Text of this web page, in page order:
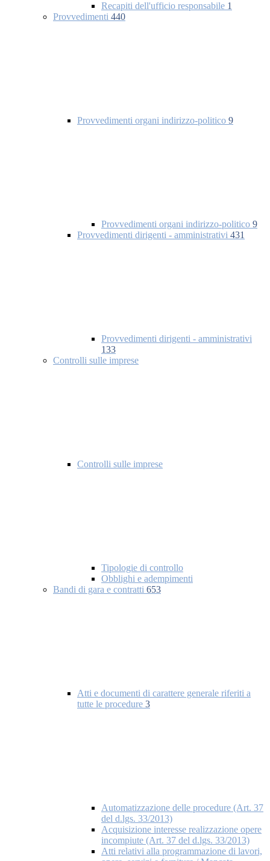
Recapiti dell'ufficio responsabile 1
Provvedimenti 440
Provvedimenti organi indirizzo-politico 9
Provvedimenti organi indirizzo-politico 9
Provvedimenti dirigenti - amministrativi 431
Provvedimenti dirigenti - amministrativi
133
Controlli sulle imprese
Controlli sulle imprese
Tipologie di controllo
Obblighi e adempimenti
Bandi di gara e contratti 653
Atti e documenti di carattere generale riferiti a
tutte le procedure 3
Automatizzazione delle procedure (Art. 37
del d.lgs. 33/2013)
Acquisizione interesse realizzazione opere
incompiute (Art. 37 del d.lgs. 33/2013)
Atti relativi alla programmazione di lavori,